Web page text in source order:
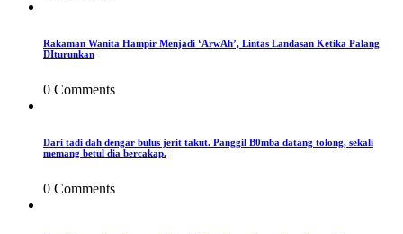
Rakaman Wanita Hampir Menjadi ‘ArwAh’, Lintas Landasan Ketika Palang
DIturunkan
0 Comments
Dari tadi dah dengar bulus jerit takut. Panggil B0mba datang tolong, sekali
memang betul dia bercakap.
0 Comments